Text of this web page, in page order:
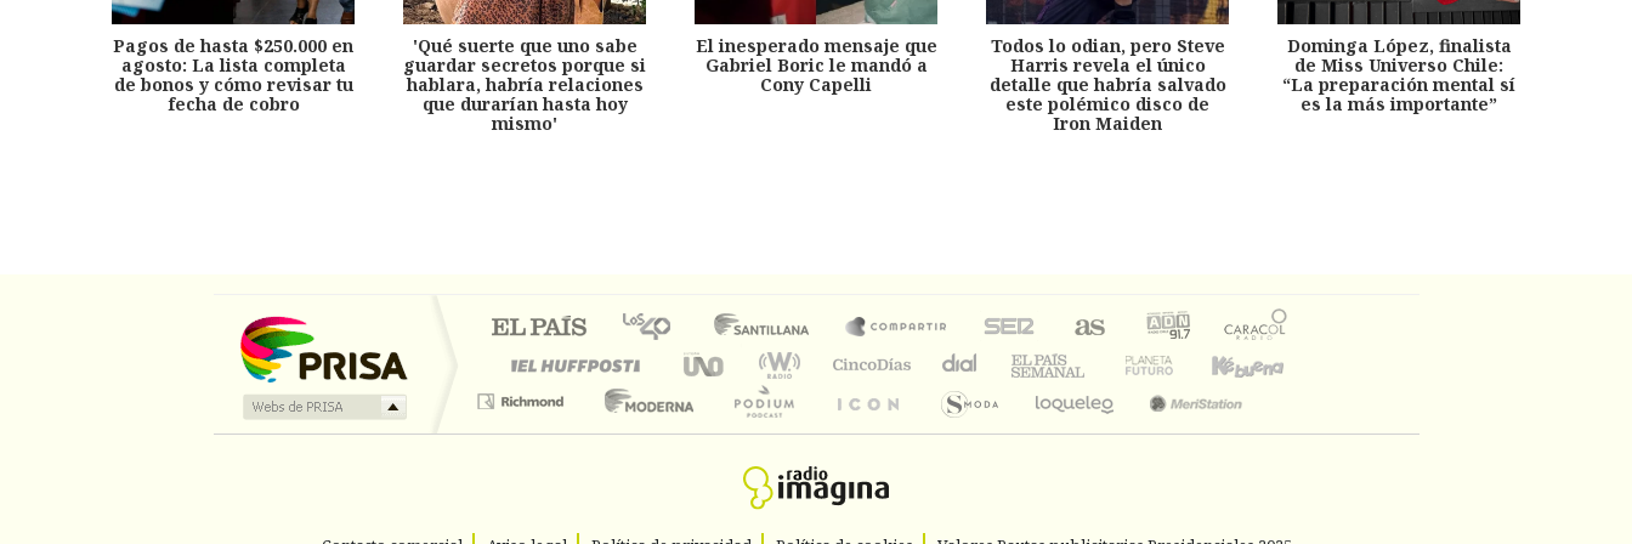
Pagos de hasta $250.000 en
agosto: La lista completa
de bonos y cómo revisar tu
fecha de cobro
'Qué suerte que uno sabe
guardar secretos porque si
hablara, habría relaciones
que durarían hasta hoy
mismo'
El inesperado mensaje que
Gabriel Boric le mandó a
Cony Capelli
Todos lo odian, pero Steve
Harris revela el único
detalle que habría salvado
este polémico disco de
Iron Maiden
Dominga López, finalista
de Miss Universo Chile:
“La preparación mental sí
es la más importante”